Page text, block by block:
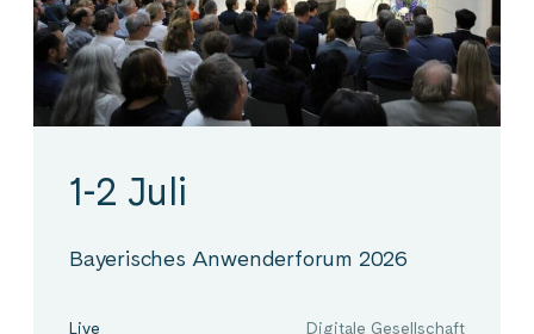
1-2 Juli
Bayerisches Anwenderforum 2026
Live Digitale Gesellschaft